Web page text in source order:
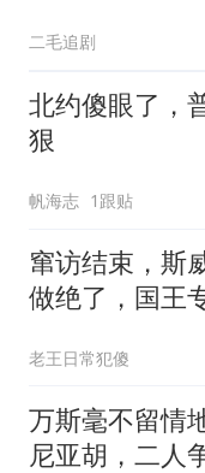
二毛追剧
北约傻眼了，
狠
帆海志 1跟贴
窜访结束，斯
做绝了，国王
老王日常犯傻
万斯毫不留情
尼亚胡，二人